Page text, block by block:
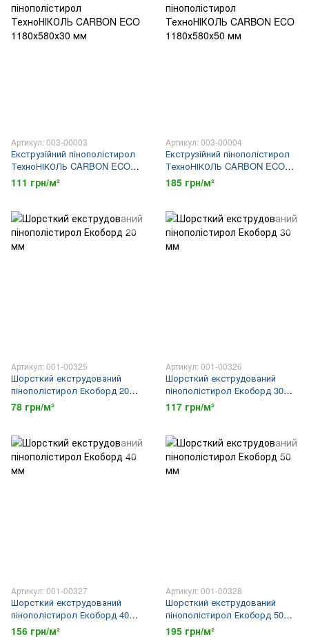
Артикул: 003-00003
Екструзійний пінополістирол
ТехноНІКОЛЬ CARBON ECO
1180х580х30 мм
111 грн/м²
Артикул: 003-00004
Екструзійний пінополістирол
ТехноНІКОЛЬ CARBON ECO
1180х580х50 мм
185 грн/м²
Артикул: 001-00325
Шорсткий екструдований
пінополістирол Екоборд 20
мм
78 грн/м²
Артикул: 001-00326
Шорсткий екструдований
пінополістирол Екоборд 30
мм
117 грн/м²
Артикул: 001-00327
Шорсткий екструдований
пінополістирол Екоборд 40
мм
156 грн/м²
Артикул: 001-00328
Шорсткий екструдований
пінополістирол Екоборд 50
мм
195 грн/м²